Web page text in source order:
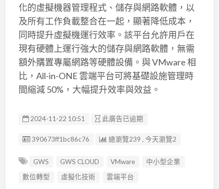
化的虛擬機器管理程式、儲存與網路軟體，以
及所有工作負載整合在一起，顯著降低成本，
同時提升虛擬機運行效率。該平台允許用戶在
現有硬體上運行強大的儲存與網路軟體，無需
額外購置專屬網路等硬體設備。與 VMware 相
比，All-in-ONE 雲端平台可將基礎設施管理時
間縮減 50%，大幅提升效率與效益。
2024-11-22 10:51 此廣告已逾期
廣告编號
390673ff1bc86c76 總瀏覽239 , 今天瀏覽2
GWS GWS CLOUD VMware
中小型企業
數位轉型
虛擬化技術 雲端平台